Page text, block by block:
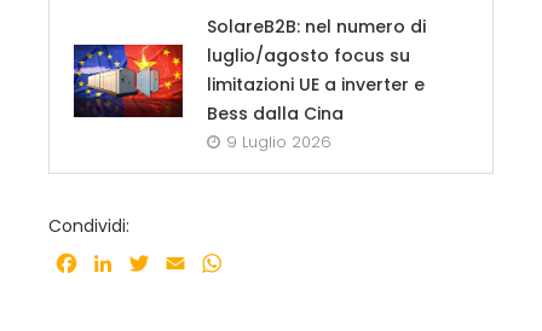
SolareB2B: nel numero di
luglio/agosto focus su
limitazioni UE a inverter e
Bess dalla Cina
9 Luglio 2026
Condividi:
Facebook
LinkedInTwitter
Email